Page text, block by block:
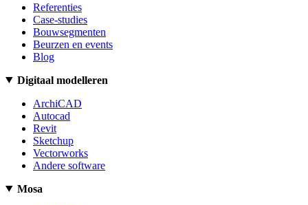
Referenties
Case-studies
Bouwsegmenten
Beurzen en events
Blog
Digitaal modelleren
ArchiCAD
Autocad
Revit
Sketchup
Vectorworks
Andere software
Mosa